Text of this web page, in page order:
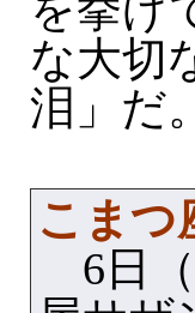
な大切
泪」だ。
こま
6日（